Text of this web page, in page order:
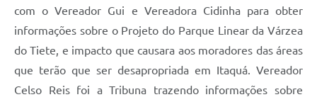
com o Vereador Gui e Vereadora Cidinha para obter
informações sobre o Projeto do Parque Linear da Várzea
do Tiete, e impacto que causara aos moradores das áreas
que terão que ser desapropriada em Itaquá. Vereador
Celso Reis foi a Tribuna trazendo informações sobre